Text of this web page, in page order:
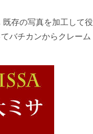
存の写真を加工して役
バチカンからクレーム